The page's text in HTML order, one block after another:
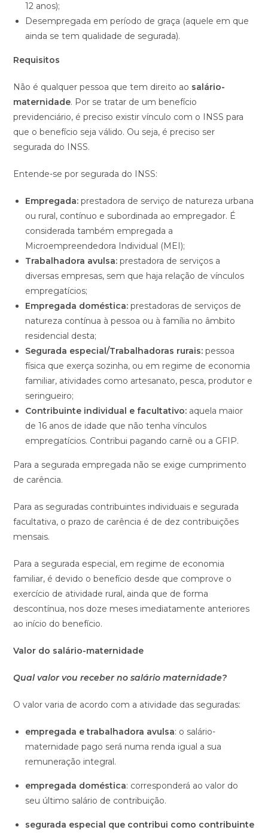
12 anos);
Desempregada em período de graça (aquele em que
ainda se tem qualidade de segurada).
Requisitos
Não é qualquer pessoa que tem direito ao salário-
maternidade. Por se tratar de um benefício
previdenciário, é preciso existir vínculo com o INSS para
que o benefício seja válido. Ou seja, é preciso ser
segurada do INSS.
Entende-se por segurada do INSS:
Empregada:prestadora de serviço de natureza urbana
ou rural, contínuo e subordinada ao empregador. É
considerada também empregada a
Microempreendedora Individual (MEI);
Trabalhadora avulsa:prestadora de serviços a
diversas empresas, sem que haja relação de vínculos
empregatícios;
Empregada doméstica:prestadoras de serviços de
natureza contínua à pessoa ou à família no âmbito
residencial desta;
Segurada especial/Trabalhadoras rurais:pessoa
física que exerça sozinha, ou em regime de economia
familiar, atividades como artesanato, pesca, produtor e
seringueiro;
Contribuinte individual e facultativo: aquela maior
de 16 anos de idade que não tenha vínculos
empregatícios. Contribui pagando carnê ou a GFIP.
Para a segurada empregada não se exige cumprimento
de carência.
Para as seguradas contribuintes individuais e segurada
facultativa, o prazo de carência é de dez contribuições
mensais.
Para a segurada especial, em regime de economia
familiar, é devido o benefício desde que comprove o
exercício de atividade rural, ainda que de forma
descontínua, nos doze meses imediatamente anteriores
ao início do benefício.
Valor do salário-maternidade
Qual valor vou receber no salário maternidade?
O valor varia de acordo com a atividade das seguradas:
empregada e trabalhadora avulsa: o salário-
maternidade pago será numa renda igual a sua
remuneração integral.
empregada doméstica: corresponderá ao valor do
seu último salário de contribuição.
segurada especial que contribui como contribuinte